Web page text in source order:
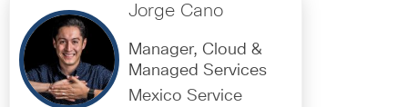
Jorge Cano
Manager, Cloud &
Managed Services
Mexico Service